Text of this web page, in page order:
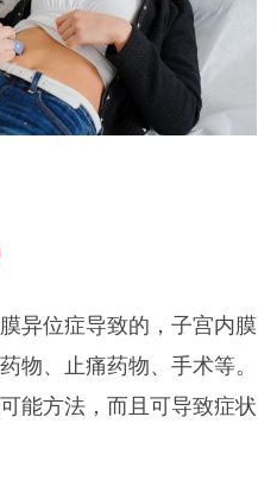
异位症导致的，子宫内膜
物、止痛药物、手术等。
能方法，而且可导致症状